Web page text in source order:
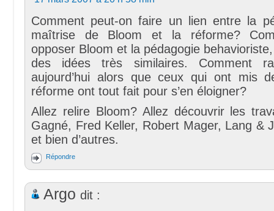
Comment peut-on faire un lien entre la
maîtrise de Bloom et la réforme?
opposer Bloom et la pédagogie
des idées très similaires. Comment
aujourd’hui alors que ceux qui ont mis
réforme ont tout fait pour s’en éloigner?
Allez relire Bloom? Allez découvrir les
Gagné, Fred Keller, Robert Mager, Lang &
et bien d’autres.
Répondre
Argo dit :